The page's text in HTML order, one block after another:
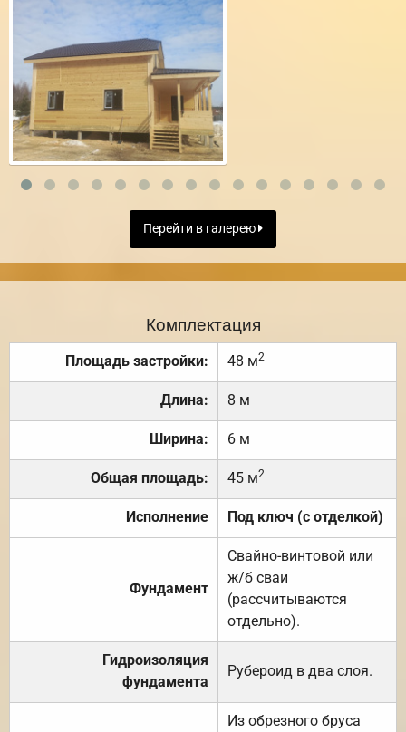
Перейти в галерею
Комплектация
Площадь застройки: 48 м2
Длина: 8 м
Ширина: 6 м
Общая площадь: 45 м2
Исполнение Под ключ (с отделкой)
Фундамент
Свайно-винтовой или
ж/б сваи
(рассчитываются
отдельно).
Гидроизоляция
фундамента
Рубероид в два слоя.
Из обрезного бруса